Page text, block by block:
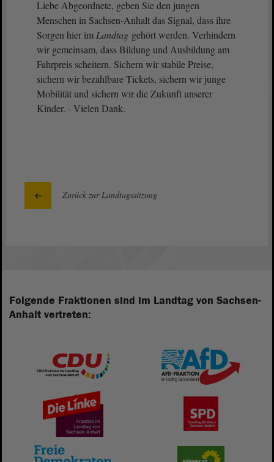
Liebe Abgeordnete, geben Sie den jungen
Menschen in Sachsen-Anhalt das Signal, dass ihre
Sorgen hier im Landtag gehört werden. Verhindern
wir gemeinsam, dass Bildung und Ausbildung am
Fahrpreis scheitern. Sichern wir stabile Preise,
sichern wir bezahlbare Tickets, sichern wir junge
Mobilität und sichern wir die Zukunft unserer
Kinder. - Vielen Dank.
Zurück zur Landtagssitzung
Folgende Fraktionen sind im Landtag von Sachsen-
Anhalt vertreten: